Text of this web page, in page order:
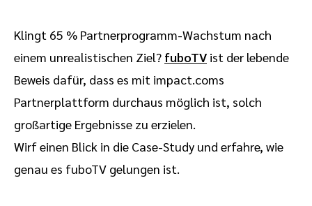
Klingt 65 % Partnerprogramm-Wachstum nach
einem unrealistischen Ziel? fuboTV ist der lebende
Beweis dafür, dass es mit impact.coms
Partnerplattform durchaus möglich ist, solch
großartige Ergebnisse zu erzielen.
Wirf einen Blick in die Case-Study und erfahre, wie
genau es fuboTV gelungen ist.